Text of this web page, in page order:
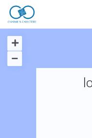
Accueil
Nos adresses